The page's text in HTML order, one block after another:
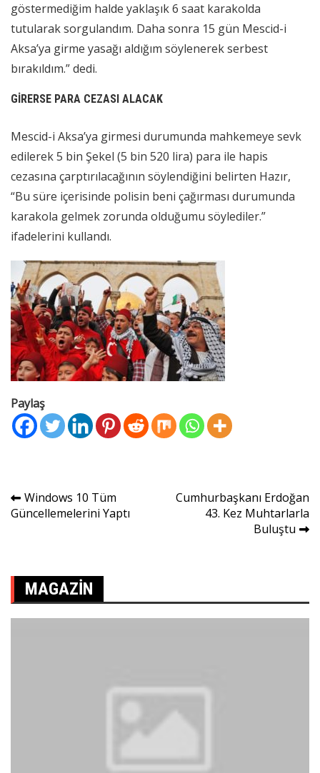
göstermediğim halde yaklaşık 6 saat karakolda
tutularak sorgulandım. Daha sonra 15 gün Mescid-i
Aksa’ya girme yasağı aldığım söylenerek serbest
bırakıldım.” dedi.
GİRERSE PARA CEZASI ALACAK
Mescid-i Aksa’ya girmesi durumunda mahkemeye sevk
edilerek 5 bin Şekel (5 bin 520 lira) para ile hapis
cezasına çarptırılacağının söylendiğini belirten Hazır,
“Bu süre içerisinde polisin beni çağırması durumunda
karakola gelmek zorunda olduğumu söylediler.”
ifadelerini kullandı.
Paylaş
Yazı
gezinmesi
Windows 10 Tüm
Güncellemelerini Yaptı
Cumhurbaşkanı Erdoğan
43. Kez Muhtarlarla
Buluştu
MAGAZIN